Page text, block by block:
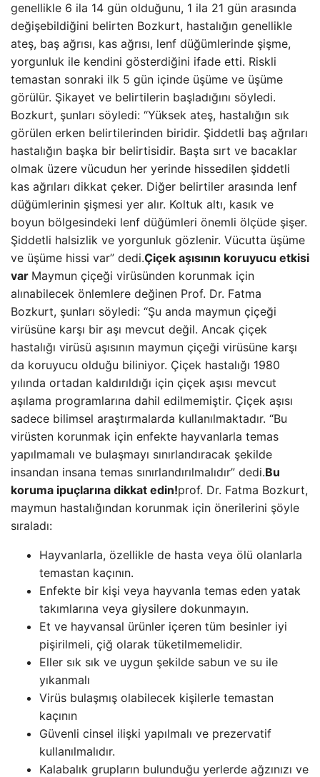
genellikle 6 ila 14 gün olduğunu, 1 ila 21 gün arasında
değişebildiğini belirten Bozkurt, hastalığın genellikle
ateş, baş ağrısı, kas ağrısı, lenf düğümlerinde şişme,
yorgunluk ile kendini gösterdiğini ifade etti. Riskli
temastan sonraki ilk 5 gün içinde üşüme ve üşüme
görülür. Şikayet ve belirtilerin başladığını söyledi.
Bozkurt, şunları söyledi: “Yüksek ateş, hastalığın sık
görülen erken belirtilerinden biridir. Şiddetli baş ağrıları
hastalığın başka bir belirtisidir. Başta sırt ve bacaklar
olmak üzere vücudun her yerinde hissedilen şiddetli
kas ağrıları dikkat çeker. Diğer belirtiler arasında lenf
düğümlerinin şişmesi yer alır. Koltuk altı, kasık ve
boyun bölgesindeki lenf düğümleri önemli ölçüde şişer.
Şiddetli halsizlik ve yorgunluk gözlenir. Vücutta üşüme
ve üşüme hissi var” dedi.Çiçek aşısının koruyucu etkisi
var Maymun çiçeği virüsünden korunmak için
alınabilecek önlemlere değinen Prof. Dr. Fatma
Bozkurt, şunları söyledi: “Şu anda maymun çiçeği
virüsüne karşı bir aşı mevcut değil. Ancak çiçek
hastalığı virüsü aşısının maymun çiçeği virüsüne karşı
da koruyucu olduğu biliniyor. Çiçek hastalığı 1980
yılında ortadan kaldırıldığı için çiçek aşısı mevcut
aşılama programlarına dahil edilmemiştir. Çiçek aşısı
sadece bilimsel araştırmalarda kullanılmaktadır. “Bu
virüsten korunmak için enfekte hayvanlarla temas
yapılmamalı ve bulaşmayı sınırlandıracak şekilde
insandan insana temas sınırlandırılmalıdır” dedi.Bu
koruma ipuçlarına dikkat edin!prof. Dr. Fatma Bozkurt,
maymun hastalığından korunmak için önerilerini şöyle
sıraladı:
Hayvanlarla, özellikle de hasta veya ölü olanlarla
temastan kaçının.
Enfekte bir kişi veya hayvanla temas eden yatak
takımlarına veya giysilere dokunmayın.
Et ve hayvansal ürünler içeren tüm besinler iyi
pişirilmeli, çiğ olarak tüketilmemelidir.
Eller sık ​​sık ve uygun şekilde sabun ve su ile
yıkanmalı
Virüs bulaşmış olabilecek kişilerle temastan
kaçının
Güvenli cinsel ilişki yapılmalı ve prezervatif
kullanılmalıdır.
Kalabalık grupların bulunduğu yerlerde ağzınızı ve